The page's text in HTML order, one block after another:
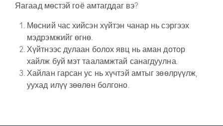
Яагаад мөстэй гоё амтагддаг вэ?
Мөсний час хийсэн хүйтэн чанар нь сэргээх
мэдрэмжийг өгнө.
Хүйтнээс дулаан болох явц нь аман дотор
хайлж буй мэт тааламжтай санагдуулна.
Хайлан гарсан ус нь хүчтэй амтыг зөөлрүүлж,
уухад илүү зөөлөн болгоно.